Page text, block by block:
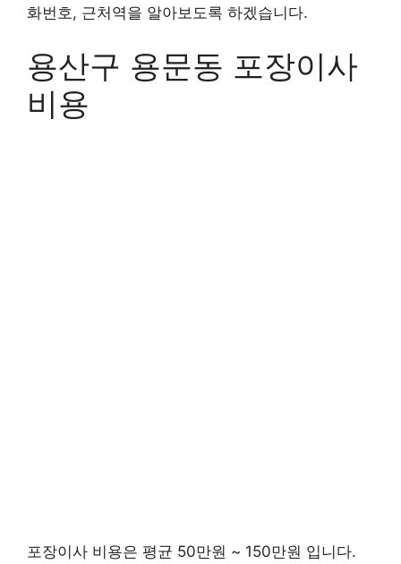
화번호, 근처역을 알아보도록 하겠습니다.
용산구 용문동 포장이사
비용
포장이사 비용은 평균 50만원 ~ 150만원 입니다.